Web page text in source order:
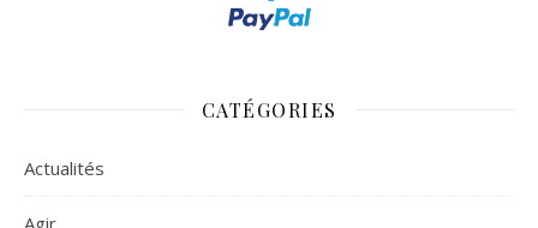
CATÉGORIES
Actualités
Agir